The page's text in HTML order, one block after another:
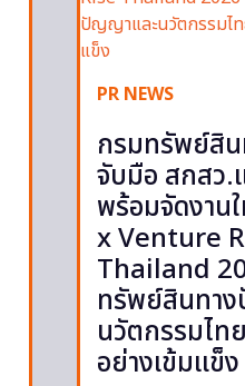
PR NEWS
กรมทรัพย์สิ
จับมือ สกสว.
พร้อมจัดงาน
x Venture
Thailand
ทรัพย์สินทา
นวัตกรรมไท
อย่างเข้มแข็ง